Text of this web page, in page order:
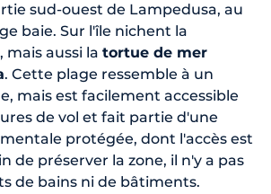
sud-ouest de Lampedusa, au
baie. Sur l'île nichent la
aussi la tortue de mer
. Cette plage ressemble à un
mais est facilement accessible
de vol et fait partie d'une
protégée, dont l'accès est
de préserver la zone, il n'y a pas
de bains ni de bâtiments.